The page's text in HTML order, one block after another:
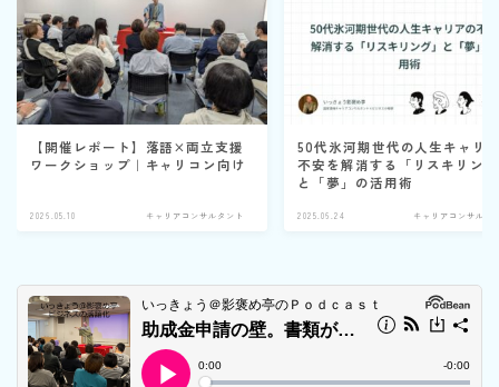
【開催レポート】落語×両立支援
ワークショップ｜キャリコン向け
2026.05.10 キャリアコンサルタント
50代氷河期世代の人生キャリ
不安を解消する「リスキリン
と「夢」の活用術
2025.06.24 キャリアコンサルタ